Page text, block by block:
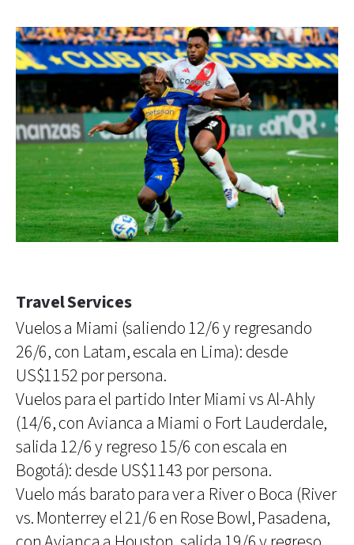
Travel Services
Vuelos a Miami (saliendo 12/6 y regresando
26/6, con Latam, escala en Lima): desde
US$1152 por persona.
Vuelos para el partido Inter Miami vs Al-Ahly
(14/6, con Avianca a Miami o Fort Lauderdale,
salida 12/6 y regreso 15/6 con escala en
Bogotá): desde US$1143 por persona.
Vuelo más barato para ver a River o Boca (River
vs. Monterrey el 21/6 en Rose Bowl, Pasadena,